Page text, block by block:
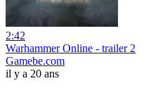
2:42
Warhammer Online - trailer 2
Gamebe.com
il y a 20 ans